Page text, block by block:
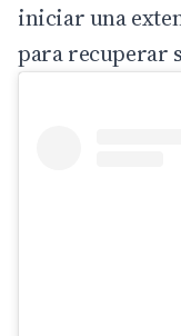
iniciar una
para recuperar